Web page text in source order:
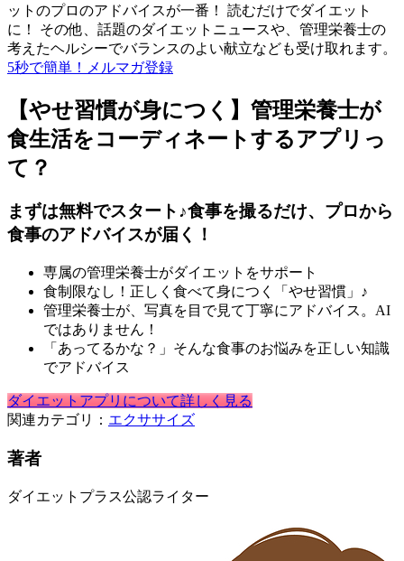
ットのプロのアドバイスが一番！ 読むだけでダイエット
に！ その他、話題のダイエットニュースや、管理栄養士の
考えたヘルシーでバランスのよい献立なども受け取れます。
5秒で簡単！メルマガ登録
【やせ習慣が身につく】管理栄養士が
食生活をコーディネートするアプリっ
て？
まずは無料でスタート♪食事を撮るだけ、プロから
食事のアドバイスが届く！
専属の管理栄養士がダイエットをサポート
食制限なし！正しく食べて身につく「やせ習慣」♪
管理栄養士が、写真を目で見て丁寧にアドバイス。AI
ではありません！
「あってるかな？」そんな食事のお悩みを正しい知識
でアドバイス
ダイエットアプリについて詳しく見る
関連カテゴリ： エクササイズ
著者
ダイエットプラス公認ライター